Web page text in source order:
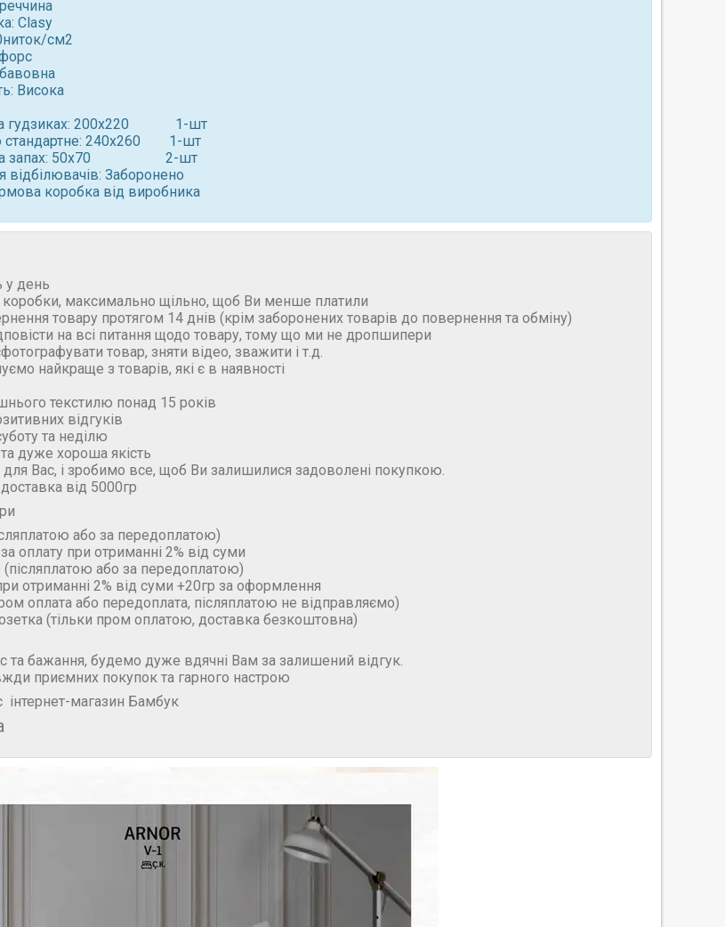
Clasy
см2
Висока
гудзиках: 200x220 1-шт
стандартне: 240x260 1-шт
на запах: 50x70 2-шт ⠀
відбілювачів: Заборонено
коробка від виробника
у день
коробки, максимально щільно, щоб Ви менше платили
товару протягом 14 днів (крім заборонених товарів до повернення та обміну)
на всі питання щодо товару, тому що ми не дропшипери
товар, зняти відео, зважити і т.д.
найкраще з товарів, які є в наявності
текстилю понад 15 років
відгуків
та неділю
дуже хороша якість
Вас, і зробимо все, щоб Ви залишилися задоволені покупкою.
від 5000гр
або за передоплатою)
оплату при отриманні 2% від суми
або за передоплатою)
отриманні 2% від суми +20гр за оформлення
оплата або передоплата, післяплатою не відправляємо)
(тільки пром оплатою, доставка безкоштовна)
та бажання, будемо дуже вдячні Вам за залишений відгук.
приємних покупок та гарного настрою
магазин Бамбук